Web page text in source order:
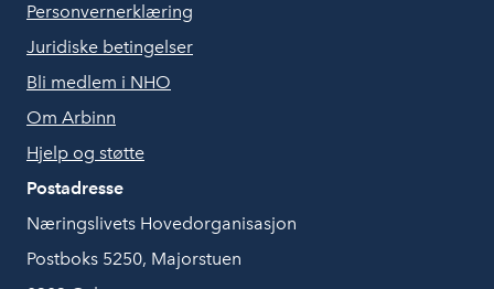
Personvernerklæring
Juridiske betingelser
Bli medlem i NHO
Om Arbinn
Hjelp og støtte
Postadresse
Næringslivets Hovedorganisasjon
Postboks 5250, Majorstuen